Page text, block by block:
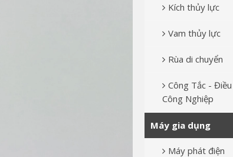
Kích thủy lực
Vam thủy lực
Rùa di chuyển
Công Tắc -
Công Nghiệp
Máy gia dụng
Máy phát điện